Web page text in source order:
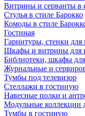
Витрины и серванты в
Стулья в стиле Барокко
Комоды в стиле
Гостиная
Гарнитуры, стенки для
Шкафы и витрины для
Библиотеки, шкафы
Журнальные и
Тумбы под телевизор
Стеллажи в гостиную
Навесные полки и
Модульные коллекции
Тумбы в гостиную